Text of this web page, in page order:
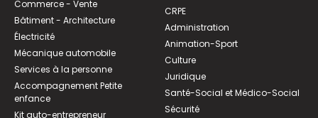
Commerce - Vente
Bâtiment - Architecture
Électricité
Mécanique automobile
Services à la personne
Accompagnement Petite
enfance
Kit auto-entrepreneur
CRPE
Administration
Animation-Sport
Culture
Juridique
Santé-Social et Médico-Social
Sécurité